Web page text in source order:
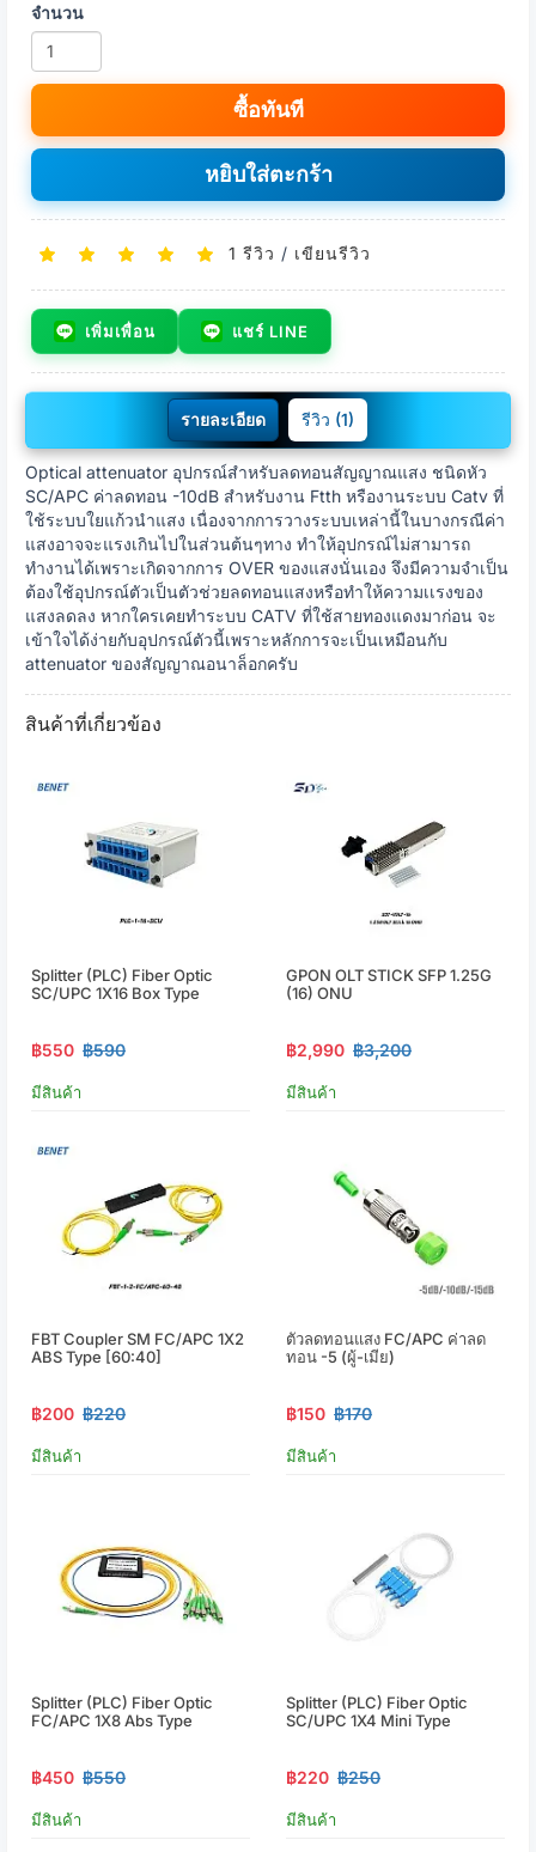
จำนวน
ซื้อทันที
หยิบใส่ตะกร้า
1 รีวิว / เขียนรีวิว
เพิ่มเพื่อน แชร์ LINE
รายละเอียด รีวิว (1)
Optical attenuator อุปกรณ์สำหรับลดทอนสัญญาณแสง ชนิดหัว
SC/APC ค่าลดทอน -10dB สำหรับงาน Ftth หรืองานระบบ Catv ที่
ใช้ระบบใยแก้วนำแสง เนื่องจากการวางระบบเหล่านี้ในบางกรณีค่า
แสงอาจจะแรงเกินไปในส่วนต้นๆทาง ทำให้อุปกรณ์ไม่สามารถ
ทำงานได้เพราะเกิดจากการ OVER ของแสงนั่นเอง จึงมีความจำเป็น
ต้องใช้อุปกรณ์ตัวเป็นตัวช่วยลดทอนแสงหรือทำให้ความเเรงของ
แสงลดลง หากใครเคยทำระบบ CATV ที่ใช้สายทองแดงมาก่อน จะ
เข้าใจได้ง่ายกับอุปกรณ์ตัวนี้เพราะหลักการจะเป็นเหมือนกับ
attenuator ของสัญญาณอนาล็อกครับ
สินค้าที่เกี่ยวข้อง
Splitter (PLC) Fiber Optic
SC/UPC 1X16 Box Type
฿550 ฿590
มีสินค้า
GPON OLT STICK SFP 1.25G
(16) ONU
฿2,990 ฿3,200
มีสินค้า
FBT Coupler SM FC/APC 1X2
ABS Type [60:40]
฿200 ฿220
มีสินค้า
ตัวลดทอนแสง FC/APC ค่าลด
ทอน -5 (ผู้-เมีย)
฿150 ฿170
มีสินค้า
Splitter (PLC) Fiber Optic
FC/APC 1X8 Abs Type
฿450 ฿550
มีสินค้า
Splitter (PLC) Fiber Optic
SC/UPC 1X4 Mini Type
฿220 ฿250
มีสินค้า